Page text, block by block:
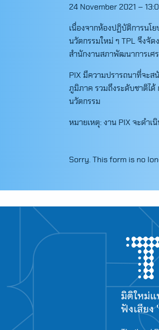
24 November 2021 –
เนื่องจากห้องปฏิบัติการนโ
นวัตกรรมใหม่ ๆ TPL จึงจัด
สำนักงานสภาพัฒนาการเศ
PIX มีความปรารถนาที่จะส
ภูมิภาค รวมถึงระดับชาติได้
นวัตกรรม
หมายเหตุ: งาน PIX จะดำเ
Sorry. This form is no
มิติใหม่แ
ฟังเสียง